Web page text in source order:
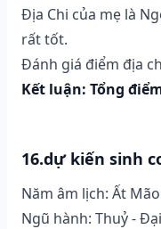
Địa Chi của mẹ là
rất tốt.
Đánh giá điểm địa
Kết luận: Tổng
16.dự kiến sinh
Năm âm lịch: Ất Mão
Ngũ hành: Thuỷ -